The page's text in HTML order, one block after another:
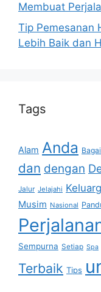
Membuat
Tip Pemesanan
Lebih Baik dan
Tags
Alam Anda
dan dengan
Jalur Jelajahi
Musim Nasional
Sempurna Setiap Spa
Terbaik Tips